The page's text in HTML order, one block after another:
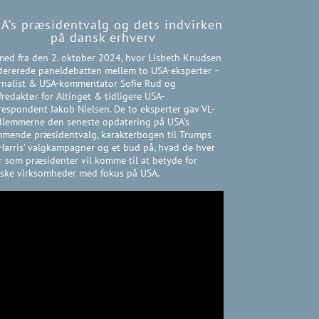
præsidentvalg og dets indvirken
på dansk erhverv
fra den 2. oktober 2024, hvor Lisbeth Knudsen
paneldebatten mellem to USA-eksperter –
& USA-kommentator Sofie Rud og
for Altinget & tidligere USA-
Jakob Nielsen. De to eksperter gav VL-
den seneste opdatering på USA’s
præsidentvalg, karakterbogen til Trumps
valgkampagner og et bud på, hvad de hver
som præsidenter vil komme til at betyde for
virksomheder med fokus på USA.